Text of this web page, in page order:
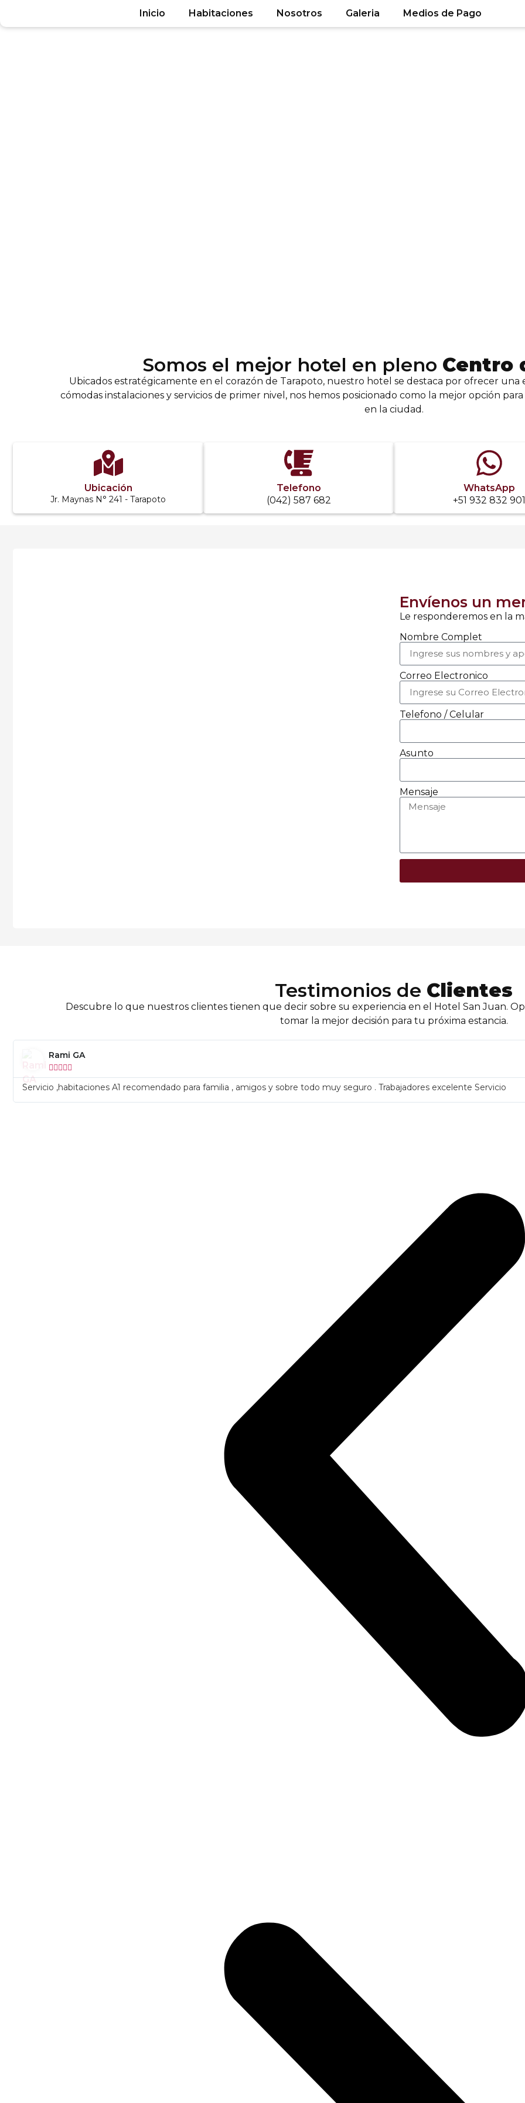
Inicio Habitaciones Nosotros Galeria Medios de Pago
Somos el mejor hotel en pleno Centro
Ubicados estratégicamente en el corazón de Tarapoto, nuestro hotel se destaca por ofrecer una
cómodas instalaciones y servicios de primer nivel, nos hemos posicionado como la mejor opción
en la ciudad.
Ubicación
Jr. Maynas N° 241 - Tarapoto
Telefono
(042) 587 682
WhatsApp
+51 932 832 901
Envíenos un
Le responderemos en la
Nombre Complet
Correo Electronico
Telefono / Celular
Asunto
Mensaje
Testimonios de Clientes
Descubre lo que nuestros clientes tienen que decir sobre su experiencia en el Hotel San Juan.
tomar la mejor decisión para tu próxima estancia.
Rami GA

Servicio ,habitaciones A1 recomendado para familia , amigos y sobre todo muy seguro . Trabajadores excelente Servicio